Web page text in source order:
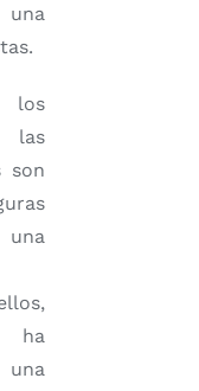
una
las
son